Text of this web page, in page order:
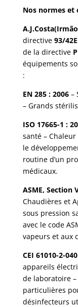
Nos normes
directive 93/
de la directive
équipements
:
EN 285 : 2006–
– Grands
ISO 17665-1 :
santé –
le
routine d’un
médicaux.
ASME, Section
Chaudières et
sous pression
avec le code
vapeurs et aux
CEI 61010-2-
appareils
de laboratoire –
particulières
désinfecteurs